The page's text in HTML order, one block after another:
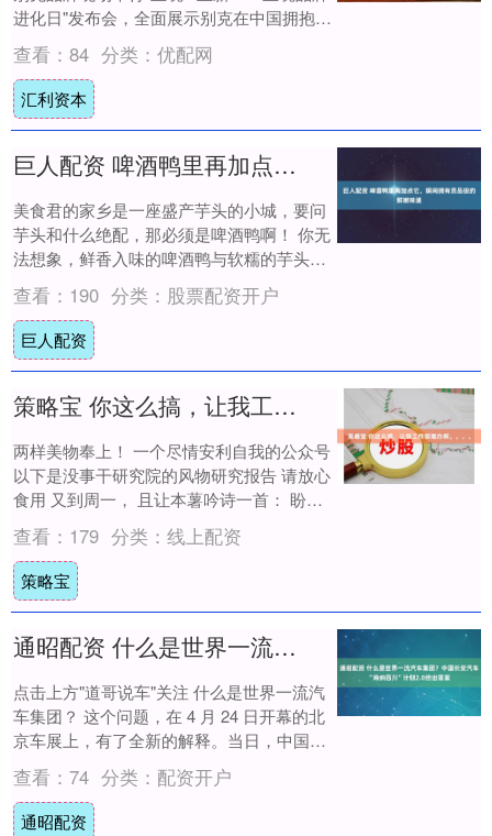
进化日"发布会，全面展示别克在中国拥抱新
能源时代交出的完整答卷。....
查看： 84 分类： 优配网
汇利资本
巨人配资 啤酒鸭里再加点它，瞬间拥有贡品级的鲜嫩味道
美食君的家乡是一座盛产芋头的小城，要问
芋头和什么绝配，那必须是啤酒鸭啊！ 你无
法想象，鲜香入味的啤酒鸭与软糯的芋头搭
配在一起是怎样的人间美味！在美食君那
里，芋头....
查看： 190 分类： 股票配资开户
巨人配资
策略宝 你这么搞，让我工作很难办啊。。。。
两样美物奉上！ 一个尽情安利自我的公众号
以下是没事干研究院的风物研究报告 请放心
食用 又到周一， 且让本薯吟诗一首： 盼望
着盼望着， 五一假期的脚步近了！ 快....
查看： 179 分类： 线上配资
策略宝
通昭配资 什么是世界一流汽车集团？中国长安汽车“海纳百川”计划2.0给出答案
点击上方"道哥说车"关注 什么是世界一流汽
车集团？ 这个问题，在 4 月 24 日开幕的北
京车展上，有了全新的解释。当日，中国长
安汽车集团正式发布全球化"海纳百....
查看： 74 分类： 配资开户
通昭配资